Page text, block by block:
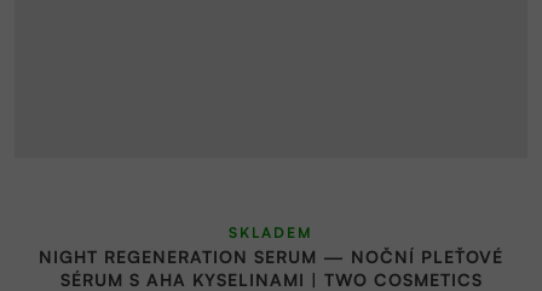
NIGHT REGENERATION SERUM — NOČNÍ PLEŤOVÉ
SÉRUM S AHA KYSELINAMI | TWO COSMETICS
SKLADEM